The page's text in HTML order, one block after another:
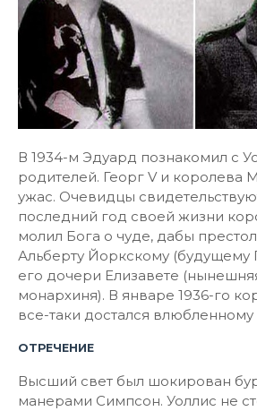
В 1934-м Эдуард познакомил с
родителей. Георг V и королева
ужас. Очевидцы
последний год своей жизни
молил Бога о чуде, дабы
Альберту Йоркскому (будущему
его дочери Елизавете
монархиня). В январе 1936-го
все-таки достался
ОТРЕЧЕНИЕ
Высший свет был шокирован
манерами Симпсон. Уоллис не